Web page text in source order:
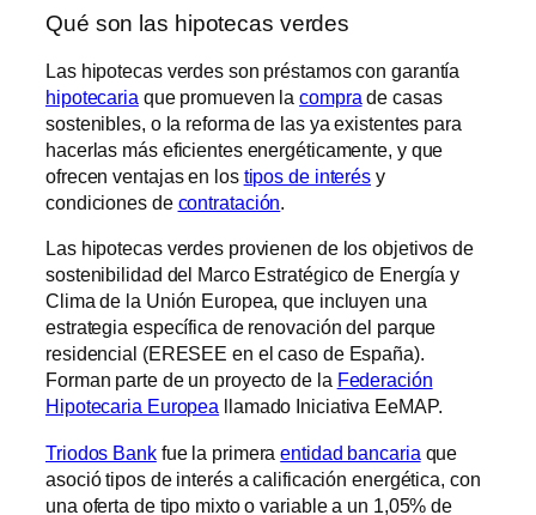
Qué son las hipotecas verdes
Las hipotecas verdes son préstamos con garantía
hipotecaria que promueven lacompra de casas
sostenibles, o la reforma de las ya existentes para
hacerlas más eficientes energéticamente, y que
ofrecen ventajas en los tipos de interés y
condiciones de contratación.
Las hipotecas verdes provienen de los objetivos de
sostenibilidad del Marco Estratégico de Energía y
Clima de la Unión Europea, que incluyen una
estrategia específica de renovación del parque
residencial (ERESEE en el caso de España).
Forman parte de un proyecto de la Federación
Hipotecaria Europea llamado Iniciativa EeMAP.
Triodos Bankfue la primeraentidad bancaria que
asoció tipos de interés a calificación energética, con
una oferta de tipo mixto o variable a un 1,05% de